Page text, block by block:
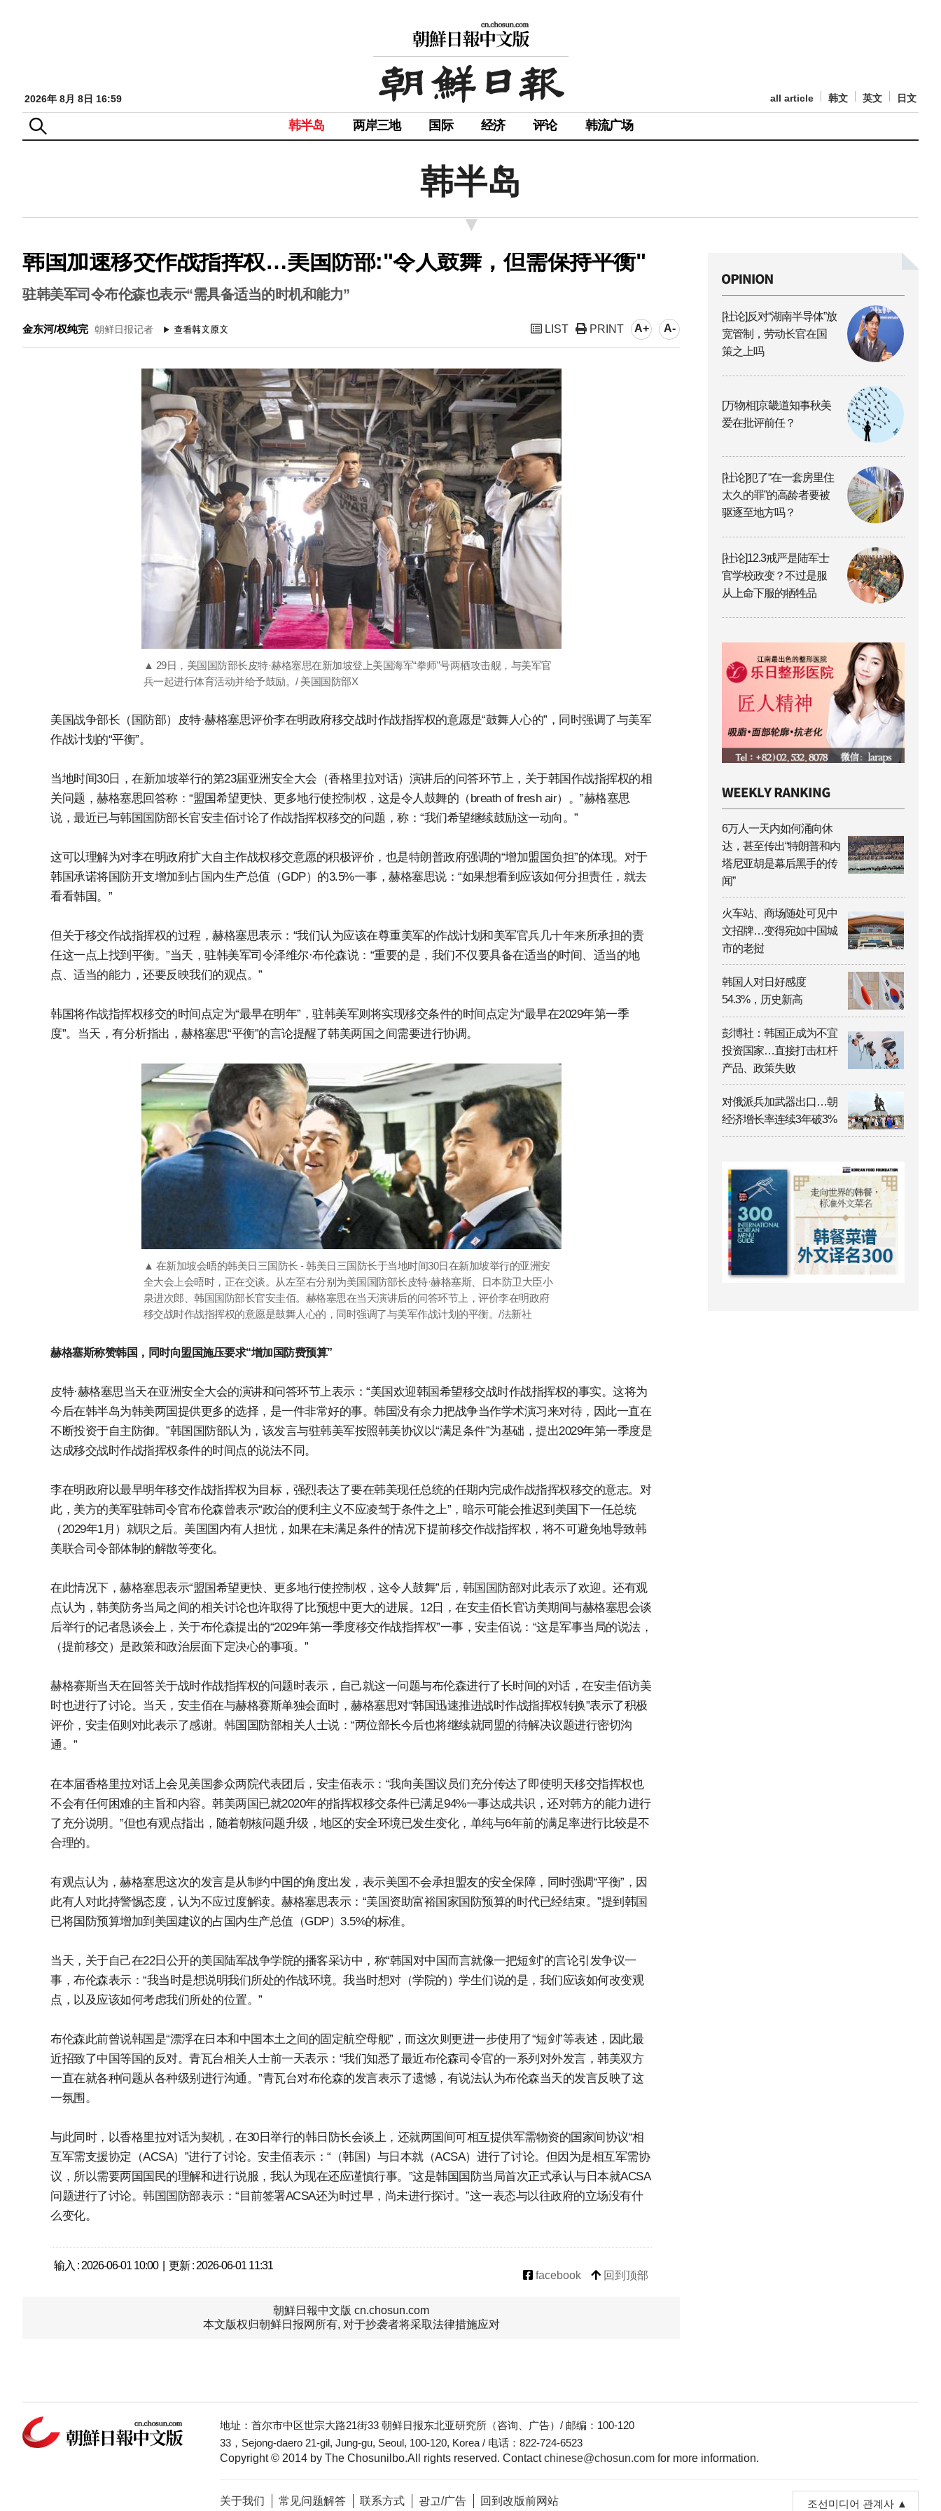
2026年 8月 8日 16:59 all article 韩文 英文 日文
韩半岛 两岸三地 国际 经济 评论 韩流广场
韩半岛
韩国加速移交作战指挥权…美国防部:"令人鼓舞，但需保持平衡"
驻韩美军司令布伦森也表示“需具备适当的时机和能力”
金东河/权纯完 朝鲜日报记者 LIST PRINT A+ A-
▲ 29日，美国国防部长皮特·赫格塞思在新加坡登上美国海军“拳师”号两栖攻击舰，与美军官
兵一起进行体育活动并给予鼓励。/ 美国国防部X
美国战争部长（国防部）皮特·赫格塞思评价李在明政府移交战时作战指挥权的意愿是“鼓舞人心的”，同时强调了与美军
作战计划的“平衡”。
当地时间30日，在新加坡举行的第23届亚洲安全大会（香格里拉对话）演讲后的问答环节上，关于韩国作战指挥权的相
关问题，赫格塞思回答称：“盟国希望更快、更多地行使控制权，这是令人鼓舞的（breath of fresh air）。”赫格塞思
说，最近已与韩国国防部长官安圭佰讨论了作战指挥权移交的问题，称：“我们希望继续鼓励这一动向。”
这可以理解为对李在明政府扩大自主作战权移交意愿的积极评价，也是特朗普政府强调的“增加盟国负担”的体现。对于
韩国承诺将国防开支增加到占国内生产总值（GDP）的3.5%一事，赫格塞思说：“如果想看到应该如何分担责任，就去
看看韩国。”
但关于移交作战指挥权的过程，赫格塞思表示：“我们认为应该在尊重美军的作战计划和美军官兵几十年来所承担的责
任这一点上找到平衡。”当天，驻韩美军司令泽维尔·布伦森说：“重要的是，我们不仅要具备在适当的时间、适当的地
点、适当的能力，还要反映我们的观点。”
韩国将作战指挥权移交的时间点定为“最早在明年”，驻韩美军则将实现移交条件的时间点定为“最早在2029年第一季
度”。当天，有分析指出，赫格塞思“平衡”的言论提醒了韩美两国之间需要进行协调。
▲ 在新加坡会晤的韩美日三国防长 - 韩美日三国防长于当地时间30日在新加坡举行的亚洲安
全大会上会晤时，正在交谈。从左至右分别为美国国防部长皮特·赫格塞斯、日本防卫大臣小
泉进次郎、韩国国防部长官安圭佰。赫格塞思在当天演讲后的问答环节上，评价李在明政府
移交战时作战指挥权的意愿是鼓舞人心的，同时强调了与美军作战计划的平衡。/法新社
赫格塞斯称赞韩国，同时向盟国施压要求“增加国防费预算”
皮特·赫格塞思当天在亚洲安全大会的演讲和问答环节上表示：“美国欢迎韩国希望移交战时作战指挥权的事实。这将为
今后在韩半岛为韩美两国提供更多的选择，是一件非常好的事。韩国没有余力把战争当作学术演习来对待，因此一直在
不断投资于自主防御。”韩国国防部认为，该发言与驻韩美军按照韩美协议以“满足条件”为基础，提出2029年第一季度是
达成移交战时作战指挥权条件的时间点的说法不同。
李在明政府以最早明年移交作战指挥权为目标，强烈表达了要在韩美现任总统的任期内完成作战指挥权移交的意志。对
此，美方的美军驻韩司令官布伦森曾表示“政治的便利主义不应凌驾于条件之上”，暗示可能会推迟到美国下一任总统
（2029年1月）就职之后。美国国内有人担忧，如果在未满足条件的情况下提前移交作战指挥权，将不可避免地导致韩
美联合司令部体制的解散等变化。
在此情况下，赫格塞思表示“盟国希望更快、更多地行使控制权，这令人鼓舞”后，韩国国防部对此表示了欢迎。还有观
点认为，韩美防务当局之间的相关讨论也许取得了比预想中更大的进展。12日，在安圭佰长官访美期间与赫格塞思会谈
后举行的记者恳谈会上，关于布伦森提出的“2029年第一季度移交作战指挥权”一事，安圭佰说：“这是军事当局的说法，
（提前移交）是政策和政治层面下定决心的事项。”
赫格赛斯当天在回答关于战时作战指挥权的问题时表示，自己就这一问题与布伦森进行了长时间的对话，在安圭佰访美
时也进行了讨论。当天，安圭佰在与赫格赛斯单独会面时，赫格塞思对“韩国迅速推进战时作战指挥权转换”表示了积极
评价，安圭佰则对此表示了感谢。韩国国防部相关人士说：“两位部长今后也将继续就同盟的待解决议题进行密切沟
通。”
在本届香格里拉对话上会见美国参众两院代表团后，安圭佰表示：“我向美国议员们充分传达了即使明天移交指挥权也
不会有任何困难的主旨和内容。韩美两国已就2020年的指挥权移交条件已满足94%一事达成共识，还对韩方的能力进行
了充分说明。”但也有观点指出，随着朝核问题升级，地区的安全环境已发生变化，单纯与6年前的满足率进行比较是不
合理的。
有观点认为，赫格塞思这次的发言是从制约中国的角度出发，表示美国不会承担盟友的安全保障，同时强调“平衡”，因
此有人对此持警惕态度，认为不应过度解读。赫格塞思表示：“美国资助富裕国家国防预算的时代已经结束。”提到韩国
已将国防预算增加到美国建议的占国内生产总值（GDP）3.5%的标准。
当天，关于自己在22日公开的美国陆军战争学院的播客采访中，称“韩国对中国而言就像一把短剑”的言论引发争议一
事，布伦森表示：“我当时是想说明我们所处的作战环境。我当时想对（学院的）学生们说的是，我们应该如何改变观
点，以及应该如何考虑我们所处的位置。”
布伦森此前曾说韩国是“漂浮在日本和中国本土之间的固定航空母舰”，而这次则更进一步使用了“短剑”等表述，因此最
近招致了中国等国的反对。青瓦台相关人士前一天表示：“我们知悉了最近布伦森司令官的一系列对外发言，韩美双方
一直在就各种问题从各种级别进行沟通。”青瓦台对布伦森的发言表示了遗憾，有说法认为布伦森当天的发言反映了这
一氛围。
与此同时，以香格里拉对话为契机，在30日举行的韩日防长会谈上，还就两国间可相互提供军需物资的国家间协议“相
互军需支援协定（ACSA）”进行了讨论。安圭佰表示：“（韩国）与日本就（ACSA）进行了讨论。但因为是相互军需协
议，所以需要两国国民的理解和进行说服，我认为现在还应谨慎行事。”这是韩国国防当局首次正式承认与日本就ACSA
问题进行了讨论。韩国国防部表示：“目前签署ACSA还为时过早，尚未进行探讨。”这一表态与以往政府的立场没有什
么变化。
输入 : 2026-06-01 10:00 | 更新 : 2026-06-01 11:31
facebook
回到顶部
朝鮮日報中文版 cn.chosun.com
本文版权归朝鲜日报网所有, 对于抄袭者将采取法律措施应对
[社论]反对“湖南半导体”放
宽管制，劳动长官在国
策之上吗
[万物相]京畿道知事秋美
爱在批评前任？
[社论]犯了“在一套房里住
太久的罪”的高龄者要被
驱逐至地方吗？
[社论]12.3戒严是陆军士
官学校政变？不过是服
从上命下服的牺牲品
6万人一天内如何涌向休
达，甚至传出“特朗普和内
塔尼亚胡是幕后黑手的传
闻”
火车站、商场随处可见中
文招牌…变得宛如中国城
市的老挝
韩国人对日好感度
54.3%，历史新高
彭博社：韩国正成为不宜
投资国家…直接打击杠杆
产品、政策失败
对俄派兵加武器出口…朝
经济增长率连续3年破3%
地址：首尔市中区世宗大路21街33 朝鲜日报东北亚研究所（咨询、广告）/ 邮编：100-120
33，Sejong-daero 21-gil, Jung-gu, Seoul, 100-120, Korea / 电话：822-724-6523
Copyright © 2014 by The Chosunilbo.All rights reserved. Contactchinese@chosun.comfor more information.
关于我们 常见问题解答 联系方式 광고/广告 回到改版前网站 조선미디어 관계사